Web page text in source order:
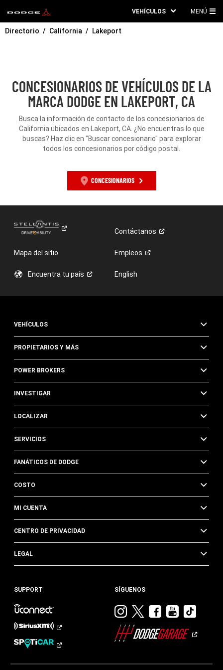
VEHÍCULOS MENÚ
Directorio California Lakeport
CONCESIONARIOS DE VEHÍCULOS DE LA
MARCA DODGE EN LAKEPORT, CA
Busca la información de contacto de los concesionarios de
California ubicados en Lakeport, CA. ¿No encuentras lo que
buscas? Haz clic en "Buscar concesionario" para explorar
todos los concesionarios por código postal.
CONCESIONARIOS
Contáctanos
Mapa del sitio Empleos
Encuentra tu país English
VEHÍCULOS
PROPIETARIOS Y MÁS
POWER BROKERS
INVESTIGAR
LOCALIZAR
SERVICIOS
FANÁTICOS DE DODGE
COSTO
MI CUENTA
CENTRO DE PRIVACIDAD
LEGAL
SUPPORT SÍGUENOS
Visitar
Dodge
en
Visitar
en
Visitar
en
Visitar
en en